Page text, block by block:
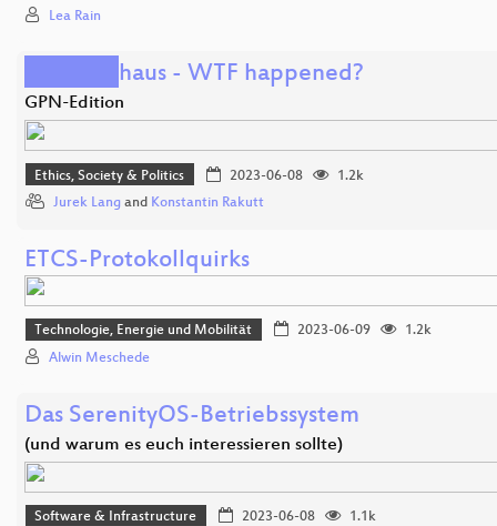
Lea Rain
█████haus - WTF happened?
GPN-Edition
Ethics, Society & Politics 2023-06-08
1.2k
Jurek Lang and Konstantin Rakutt
ETCS-Protokollquirks
Technologie, Energie und Mobilität 2023-06-09
1.2k
Alwin Meschede
Das SerenityOS-Betriebssystem
(und warum es euch interessieren sollte)
Software & Infrastructure 2023-06-08
1.1k